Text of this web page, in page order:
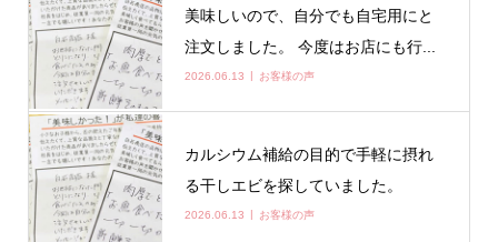
美味しいので、自分でも自宅用にと
注文しました。 今度はお店にも行...
2026.06.13 お客様の声
カルシウム補給の目的で手軽に摂れ
る干しエビを探していました。
2026.06.13 お客様の声